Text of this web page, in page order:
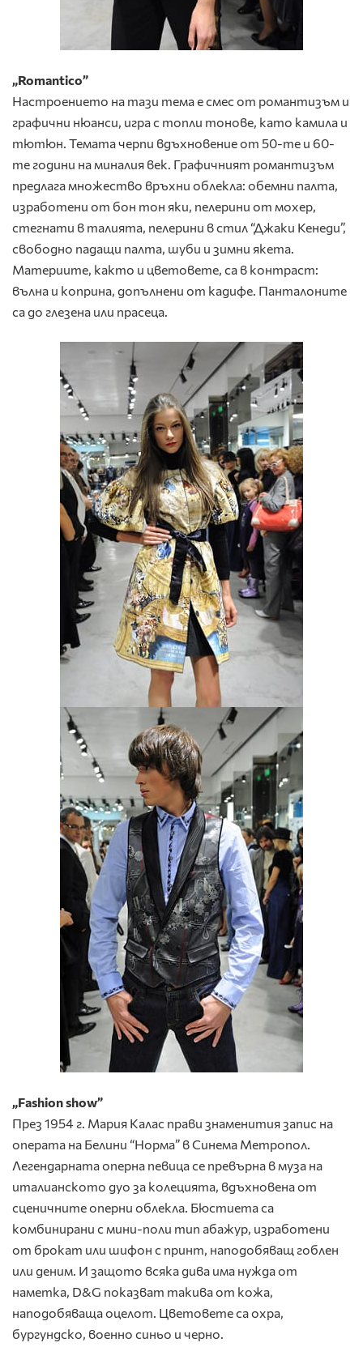
„Romantico”
Настроението на тази тема е смес от романтизъм и
графични нюанси, игра с топли тонове, като камила и
тютюн. Темата черпи вдъхновение от 50-те и 60-
те години на миналия век. Графичният романтизъм
предлага множество връхни облекла: обемни палта,
изработени от бон тон яки, пелерини от мохер,
стегнати в талията, пелерини в стил “Джаки Кенеди”,
свободно падащи палта, шуби и зимни якета.
Материите, както и цветовете, са в контраст:
вълна и коприна, допълнени от кадифе. Панталоните
са до глезена или прасеца.
„Fashion show”
През 1954 г. Мария Калас прави знаменития запис на
операта на Белини “Норма” в Синема Метропол.
Легендарната оперна певица се превърна в муза на
италианското дуо за колецията, вдъхновена от
сценичните оперни облекла. Бюстиета са
комбинирани с мини-поли тип абажур, изработени
от брокат или шифон с принт, наподобяващ гоблен
или деним. И защото всяка дива има нужда от
наметка, D&G показват такива от кожа,
наподобяваща оцелот. Цветовете са охра,
бургундско, военно синьо и черно.